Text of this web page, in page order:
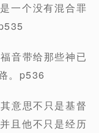
一个没有混合罪
音带给那些神已
。p536
意思不只是基督
且他不只是经历